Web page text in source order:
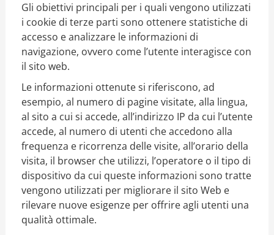
Gli obiettivi principali per i quali vengono utilizzati
i cookie di terze parti sono ottenere statistiche di
accesso e analizzare le informazioni di
navigazione, ovvero come l’utente interagisce con
il sito web.
Le informazioni ottenute si riferiscono, ad
esempio, al numero di pagine visitate, alla lingua,
al sito a cui si accede, all’indirizzo IP da cui l’utente
accede, al numero di utenti che accedono alla
frequenza e ricorrenza delle visite, all’orario della
visita, il browser che utilizzi, l’operatore o il tipo di
dispositivo da cui queste informazioni sono tratte
vengono utilizzati per migliorare il sito Web e
rilevare nuove esigenze per offrire agli utenti una
qualità ottimale.